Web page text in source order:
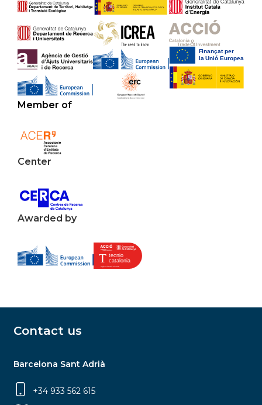
Member of
Center
Awarded by
Contact us
Barcelona Sant Adrià
+34 933 562 615